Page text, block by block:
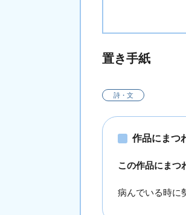
置き手紙
詩・文
作品にまつ
この作品にまつ
病んでいる時に